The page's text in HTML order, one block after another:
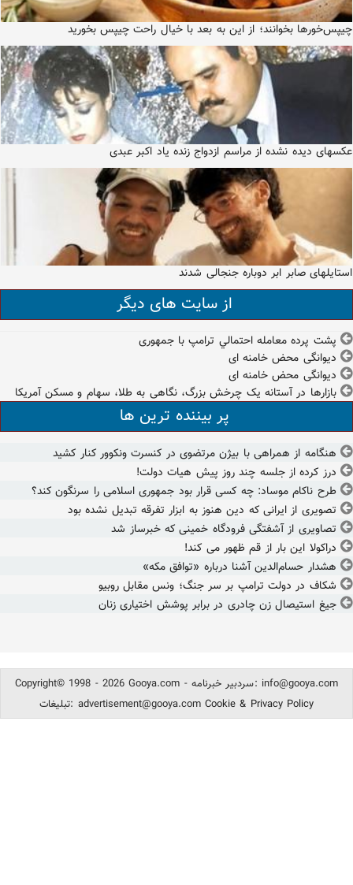
چیپس‌خورها بخوانند؛ از این به بعد با خیال راحت چیپس بخورید
عکسهای دیده نشده از مراسم ازدواج زنده یاد اکبر عبدی
استایلهای صابر ابر دوباره جنجالی شدند
از سایت های دیگر
پشت پرده معامله‌ احتمالي ترامپ با جمهوری
دیوانگی محض خامنه ای
دیوانگی محض خامنه ای
بازارها در آستانه یک چرخش بزرگ، نگاهی به طلا، سهام و مسکن آمریکا
پر بیننده ترین ها
هنگامه از همراهی با بیژن مرتضوی در کنسرت ونکوور کنار کشید
درز کرده از جلسه چند روز پیش هیات دولت!
طرح ناکام موساد: چه کسی قرار بود جمهوری اسلامی را سرنگون کند؟
تصویری از ایرانی که دین هنوز به ابزار تفرقه تبدیل نشده بود
تصاویری از آشفتگی فرودگاه خمینی که خبرساز شد
دراکولا این بار از قم ظهور می کند!
هشدار حسام‌الدین آشنا درباره «توافق مکه»
شکاف در دولت ترامپ بر سر جنگ؛ ونس مقابل روبیو
جیغ استیصال زن چادری در برابر پوشش اختیاری زنان
Copyright© 1998 - 2026 Gooya.com - سردبیر خبرنامه: info@gooya.com
تبلیغات: advertisement@gooya.com Cookie & Privacy Policy